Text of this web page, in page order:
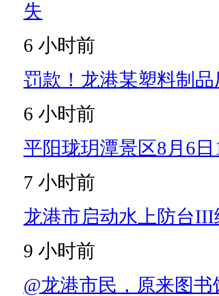
失
6 小时前
罚款！龙港某塑料制
6 小时前
平阳珑玥潭景区8月6
7 小时前
龙港市启动水上防台
9 小时前
@龙港市民，原来图